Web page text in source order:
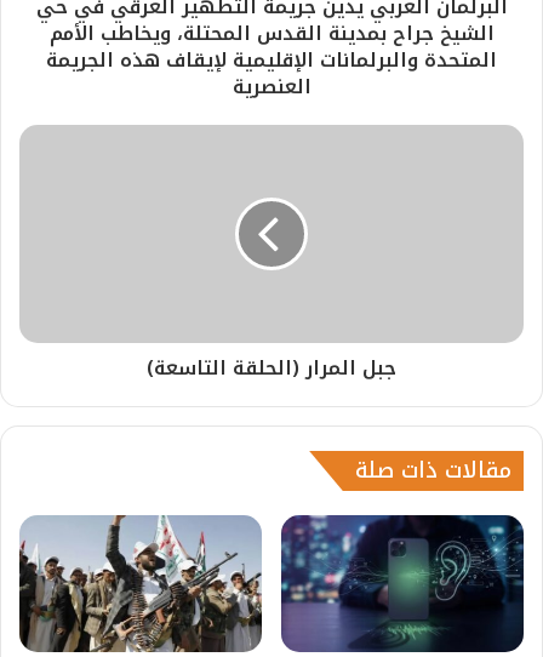
الشيخ جراح بمدينة القدس المحتلة، ويخاطب الأمم
المتحدة والبرلمانات الإقليمية لإيقاف هذه الجريمة
العنصرية
جبل المرار (الحلقة التاسعة)
مقالات ذات صلة